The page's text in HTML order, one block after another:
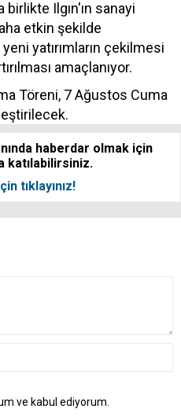
Ilgın'ın sanayi
etkin şekilde
yatırımların çekilmesi
amaçlanıyor.
Töreni, 7 Ağustos Cuma
haberdar olmak için
katılabilirsiniz.
tıklayınız!
ve kabul ediyorum.